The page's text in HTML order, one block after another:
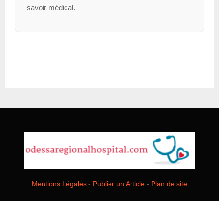
savoir médical.
Mentions Légales - Publier un Article - Plan de site